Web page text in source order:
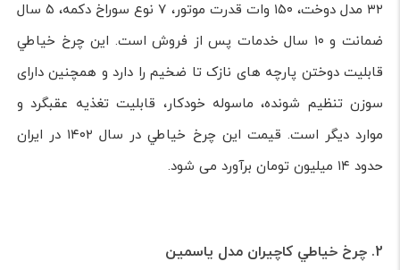
۳۲ مدل دوخت، ۱۵۰ وات قدرت موتور، ۷ نوع سوراخ دکمه، ۵ سال
ضمانت و ۱۰ سال خدمات پس از فروش است. این چرخ خياطي
قابليت دوختن پارچه های نازک تا ضخيم را دارد و همچنين دارای
سوزن تنظيم شونده، ماسوله خودکار، قابليت تغذيه عقبگرد و
موارد دیگر است. قيمت اين چرخ خياطي در سال ۱۴۰۲ در ایران
حدود ۱۴ ميليون تومان برآورد می شود.
2. چرخ خياطي کاچيران مدل ياسمين